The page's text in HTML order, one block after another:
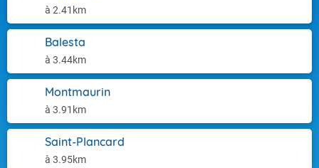
à 2.41km
Balesta
à 3.44km
Montmaurin
à 3.91km
Saint-Plancard
à 3.95km